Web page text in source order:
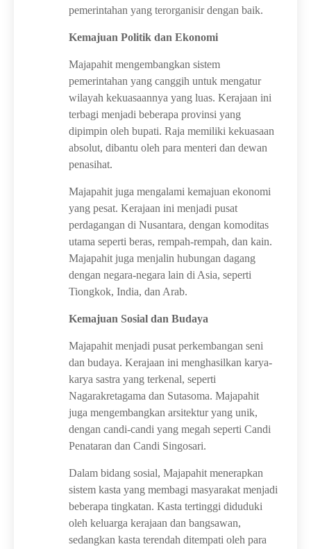
pemerintahan yang terorganisir dengan baik.
Kemajuan Politik dan Ekonomi
Majapahit mengembangkan sistem
pemerintahan yang canggih untuk mengatur
wilayah kekuasaannya yang luas. Kerajaan ini
terbagi menjadi beberapa provinsi yang
dipimpin oleh bupati. Raja memiliki kekuasaan
absolut, dibantu oleh para menteri dan dewan
penasihat.
Majapahit juga mengalami kemajuan ekonomi
yang pesat. Kerajaan ini menjadi pusat
perdagangan di Nusantara, dengan komoditas
utama seperti beras, rempah-rempah, dan kain.
Majapahit juga menjalin hubungan dagang
dengan negara-negara lain di Asia, seperti
Tiongkok, India, dan Arab.
Kemajuan Sosial dan Budaya
Majapahit menjadi pusat perkembangan seni
dan budaya. Kerajaan ini menghasilkan karya-
karya sastra yang terkenal, seperti
Nagarakretagama dan Sutasoma. Majapahit
juga mengembangkan arsitektur yang unik,
dengan candi-candi yang megah seperti Candi
Penataran dan Candi Singosari.
Dalam bidang sosial, Majapahit menerapkan
sistem kasta yang membagi masyarakat menjadi
beberapa tingkatan. Kasta tertinggi diduduki
oleh keluarga kerajaan dan bangsawan,
sedangkan kasta terendah ditempati oleh para